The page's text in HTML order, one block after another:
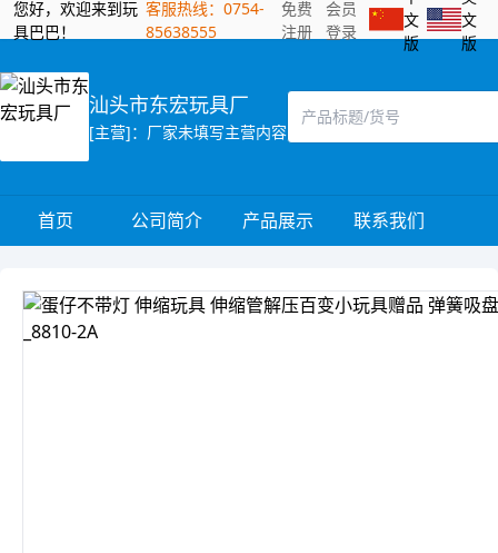
您好，欢迎来到玩
具巴巴！
客服热线：0754-
85638555
免费
注册
会员
登录
文
版
文
版
汕头市东宏玩具厂
[主营]：厂家未填写主营内容
首页 公司简介 产品展示 联系我们